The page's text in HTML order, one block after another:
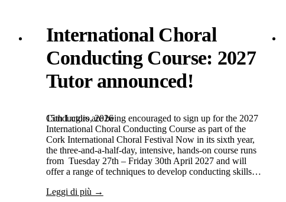
International Choral
Conducting Course: 2027
Tutor announced!
15th Luglio, 2026
Conductors are being encouraged to sign up for the 2027
International Choral Conducting Course as part of the
Cork International Choral Festival Now in its sixth year,
the three-and-a-half-day, intensive, hands-on course runs
from Tuesday 27th – Friday 30th April 2027 and will
offer a range of techniques to develop conducting skills…
Leggi di più →